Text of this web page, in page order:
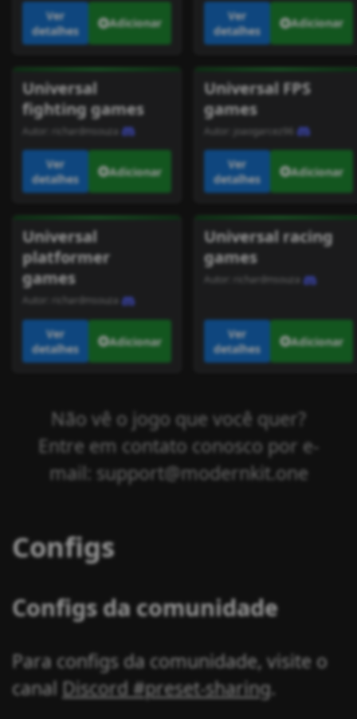
Ver
detalhes
Adicionar
Ver
detalhes
Adicionar
Universal
fighting games
Autor: richardmsouza
Ver
detalhes
Adicionar
Universal FPS
games
Autor: joaogarcez96
Ver
detalhes
Adicionar
Universal
platformer
games
Autor: richardmsouza
Ver
detalhes
Adicionar
Universal racing
games
Autor: richardmsouza
Ver
detalhes
Adicionar
Não vê o jogo que você quer?
Entre em contato conosco por e-
mail: support@modernkit.one
Configs
Configs da comunidade
Para configs da comunidade, visite o
canal Discord #preset-sharing.